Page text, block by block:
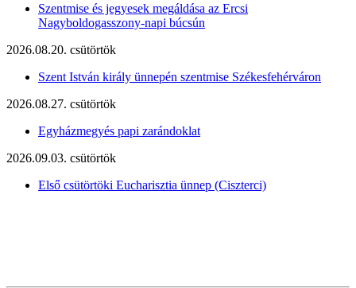
Szentmise és jegyesek megáldása az Ercsi
Nagyboldogasszony-napi búcsún
2026.08.20. csütörtök
Szent István király ünnepén szentmise Székesfehérváron
2026.08.27. csütörtök
Egyházmegyés papi zarándoklat
2026.09.03. csütörtök
Első csütörtöki Eucharisztia ünnep (Ciszterci)